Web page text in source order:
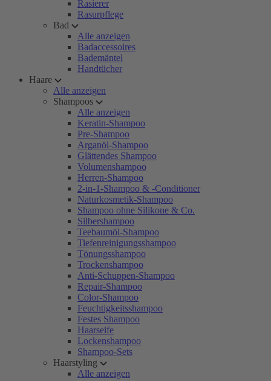
Rasierer
Rasurpflege
Bad
Alle anzeigen
Badaccessoires
Bademäntel
Handtücher
Haare
Alle anzeigen
Shampoos
Alle anzeigen
Keratin-Shampoo
Pre-Shampoo
Arganöl-Shampoo
Glättendes Shampoo
Volumenshampoo
Herren-Shampoo
2-in-1-Shampoo & -Conditioner
Naturkosmetik-Shampoo
Shampoo ohne Silikone & Co.
Silbershampoo
Teebaumöl-Shampoo
Tiefenreinigungsshampoo
Tönungsshampoo
Trockenshampoo
Anti-Schuppen-Shampoo
Repair-Shampoo
Color-Shampoo
Feuchtigkeitsshampoo
Festes Shampoo
Haarseife
Lockenshampoo
Shampoo-Sets
Haarstyling
Alle anzeigen